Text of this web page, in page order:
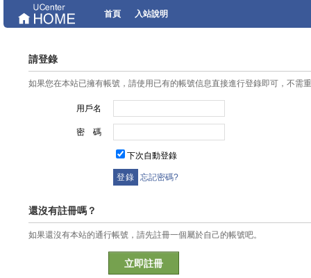
首頁 入站說明
請登錄
如果您在本站已擁有帳號，請使用已有的帳號信息直接進行登錄即可，不需
用戶名
密 碼
下次自動登錄
忘記密碼?
還沒有註冊嗎？
如果還沒有本站的通行帳號，請先註冊一個屬於自己的帳號吧。
立即註冊